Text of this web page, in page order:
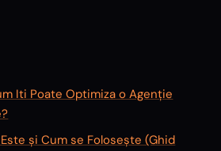
Iti Poate Optimiza o Agenție
și Cum se Folosește (Ghid